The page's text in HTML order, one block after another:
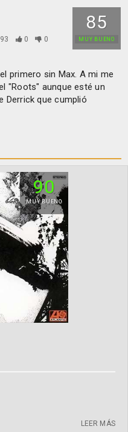
85
MUY BUENO
0 0
primero sin Max. A mi me
"Roots" aunque esté un
Derrick que cumplió
90
MUY BUENO
LEER MÁS